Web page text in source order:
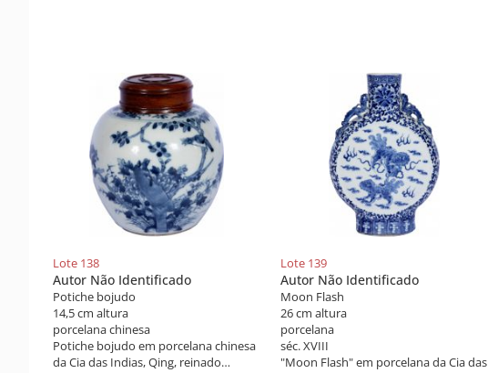
Lote 138
Autor Não Identificado
Potiche bojudo
14,5 cm altura
porcelana chinesa
Potiche bojudo em porcelana chinesa
da Cia das Indias, Qing, reinado
Lote 139
Autor Não Identificado
Moon Flash
26 cm altura
porcelana
séc. XVIII
"Moon Flash" em porcelana da Cia das